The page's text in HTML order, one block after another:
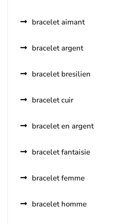
bracelet aimant
bracelet argent
bracelet bresilien
bracelet cuir
bracelet en argent
bracelet fantaisie
bracelet femme
bracelet homme